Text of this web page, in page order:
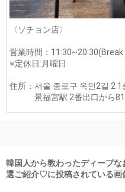
〈ソチョン店〉
営業時間：
※定休日:月曜日
住所：서울 종로구 옥인2길 2 1
景福宮駅 2番出口から
韓国人から教わったディープ
選ご紹介♡に投稿されている画